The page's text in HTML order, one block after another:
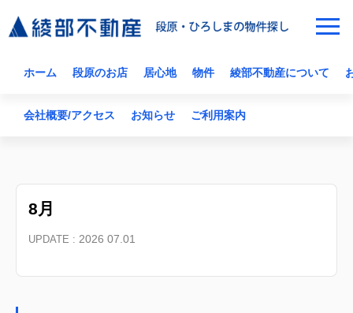
ホーム 段原のお店 居心地 物件 綾部不動産について
会社概要/アクセス お知らせ ご利用案内
8月
UPDATE : 2026 07.01